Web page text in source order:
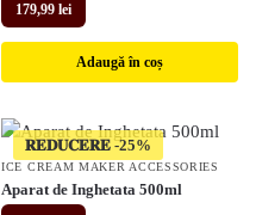
179,99 lei
Adaugă în coș
𝐑𝐄𝐃𝐔𝐂𝐄𝐑𝐄
ICE CREAM MAKER ACCESSORIES
Aparat de Inghetata 500ml